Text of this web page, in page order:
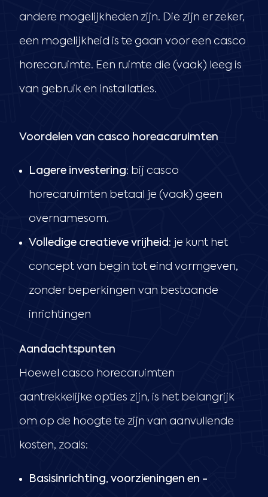
andere mogelijkheden zijn. Die zijn er zeker,
een mogelijkheid is te gaan voor een casco
horecaruimte. Een ruimte die (vaak) leeg is
van gebruik en installaties.
Voordelen van casco horeacaruimten
Lagere investering: bij casco
horecaruimten betaal je (vaak) geen
overnamesom.
Volledige creatieve vrijheid: je kunt het
concept van begin tot eind vormgeven,
zonder beperkingen van bestaande
inrichtingen
Aandachtspunten
Hoewel casco horecaruimten
aantrekkelijke opties zijn, is het belangrijk
om op de hoogte te zijn van aanvullende
kosten, zoals:
Basisinrichting, voorzieningen en -